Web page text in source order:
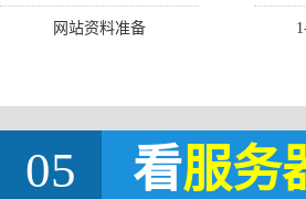
网站资料准备
05 看服务